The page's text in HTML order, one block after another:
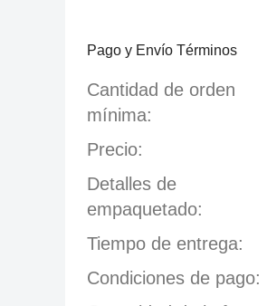
Pago y Envío Términos
Cantidad de orden
mínima:
Precio:
Detalles de
empaquetado:
Tiempo de entrega:
Condiciones de pago: